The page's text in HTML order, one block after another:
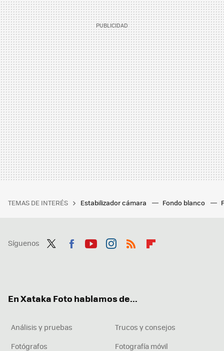
TEMAS DE INTERÉS Estabilizador cámara Fondo blanco
Síguenos
En Xataka Foto hablamos de...
Análisis y pruebas
Trucos y consejos
Fotógrafos
Fotografía móvil